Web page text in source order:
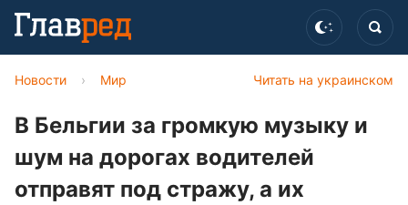
Читать на украинском
Новости › Мир
В Бельгии за громкую музыку и
шум на дорогах водителей
отправят под стражу, а их